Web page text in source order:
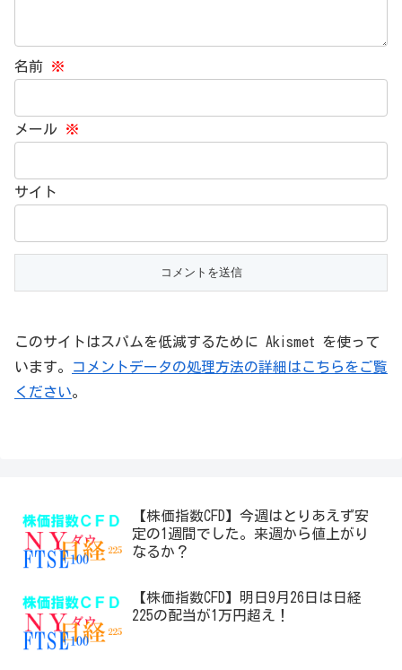
名前 ※
メール ※
サイト
このサイトはスパムを低減するために Akismet を使って
います。
コメントデータの処理方法の詳細はこちらをご覧
ください。
【株価指数CFD】今週はとりあえず安
定の1週間でした。来週から値上がり
なるか？
【株価指数CFD】明日9月26日は日経
225の配当が1万円超え！